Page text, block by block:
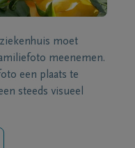
moet
meenemen.
een plaats te
steeds visueel